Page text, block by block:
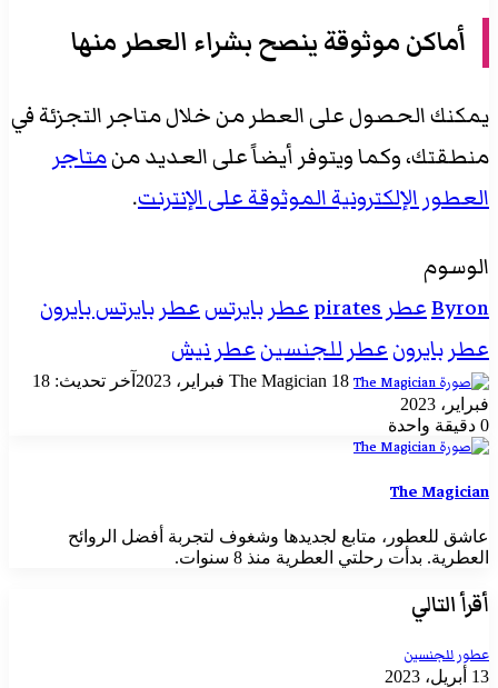
أماكن موثوقة ينصح بشراء العطر منها
يمكنك الحصول على العطر من خلال متاجر التجزئة في
منطقتك، وكما ويتوفر أيضاً على العديد منمتاجر
العطور الإلكترونية الموثوقة على الإنترنت.
الوسوم
Byronعطر pirates عطر بايرتسعطر بايرتس بايرون
عطر بايرونعطر للجنسينعطر نيش
The Magician
أرسل 18 فبراير، 2023
آخر تحديث: 18
فبراير، 2023
0 دقيقة واحدة
The Magician
عاشق للعطور، متابع لجديدها وشغوف لتجربة أفضل الروائح
العطرية. بدأت رحلتي العطرية منذ 8 سنوات.
أقرأ التالي
عطور للجنسين
13 أبريل، 2023